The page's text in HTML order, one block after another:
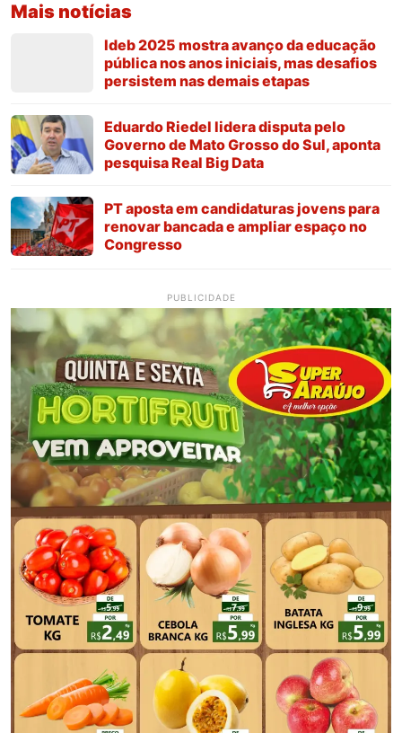
Mais notícias
Ideb 2025 mostra avanço da educação
pública nos anos iniciais, mas desafios
persistem nas demais etapas
Eduardo Riedel lidera disputa pelo
Governo de Mato Grosso do Sul, aponta
pesquisa Real Big Data
PT aposta em candidaturas jovens para
renovar bancada e ampliar espaço no
Congresso
PUBLICIDADE